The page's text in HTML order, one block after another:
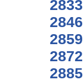
2833
2846
2859
2872
2885